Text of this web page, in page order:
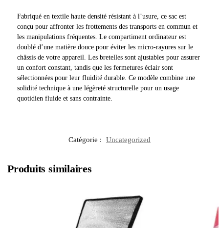
Fabriqué en textile haute densité résistant à l’usure, ce sac est
conçu pour affronter les frottements des transports en commun et
les manipulations fréquentes. Le compartiment ordinateur est
doublé d’une matière douce pour éviter les micro-rayures sur le
châssis de votre appareil. Les bretelles sont ajustables pour assurer
un confort constant, tandis que les fermetures éclair sont
sélectionnées pour leur fluidité durable. Ce modèle combine une
solidité technique à une légèreté structurelle pour un usage
quotidien fluide et sans contrainte.
Catégorie : Uncategorized
Produits similaires